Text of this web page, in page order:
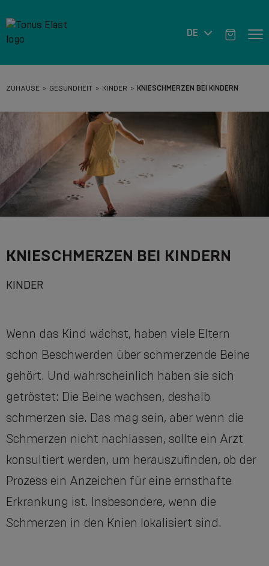
DE
ZUHAUSE GESUNDHEIT KINDER KNIESCHMERZEN BEI KINDERN
KNIESCHMERZEN BEI KINDERN
KINDER
Wenn das Kind wächst, haben viele Eltern
schon Beschwerden über schmerzende Beine
gehört. Und wahrscheinlich haben sie sich
getröstet: Die Beine wachsen, deshalb
schmerzen sie. Das mag sein, aber wenn die
Schmerzen nicht nachlassen, sollte ein Arzt
konsultiert werden, um herauszufinden, ob der
Prozess ein Anzeichen für eine ernsthafte
Erkrankung ist. Insbesondere, wenn die
Schmerzen in den Knien lokalisiert sind.